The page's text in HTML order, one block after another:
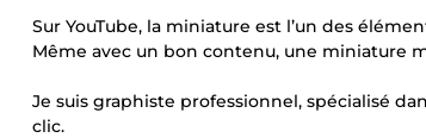
Sur YouTube, la miniature est l’un des
Même avec un bon contenu, une miniature
Je suis graphiste professionnel, spécialisé
clic.